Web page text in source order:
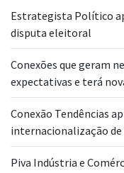
Estrategista Político
disputa eleitoral
Conexões que geram
expectativas e terá
Conexão Tendências
internacionalização de
Piva Indústria e